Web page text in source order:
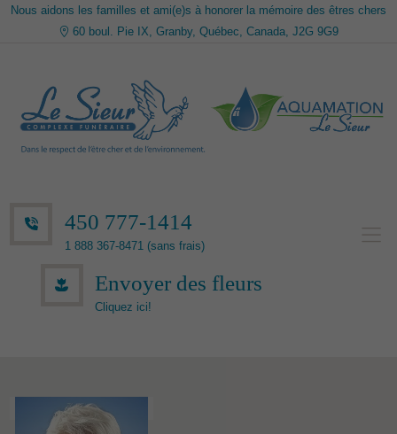
Nous aidons les familles et ami(e)s à honorer la mémoire des êtres chers
60 boul. Pie IX, Granby, Québec, Canada, J2G 9G9
450 777-1414
1 888 367-8471 (sans frais)
Envoyer des fleurs
Cliquez ici!